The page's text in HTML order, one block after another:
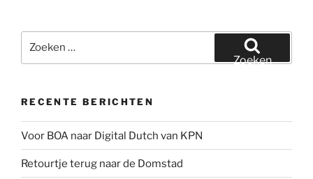
naar:
Zoeken
RECENTE BERICHTEN
Voor BOA naar Digital Dutch van KPN
Retourtje terug naar de Domstad